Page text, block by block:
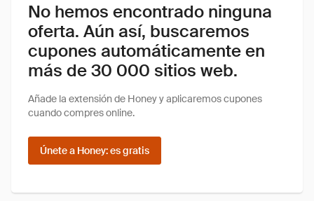
No hemos encontrado ninguna
oferta. Aún así, buscaremos
cupones automáticamente en
más de 30 000 sitios web.
Añade la extensión de Honey y aplicaremos cupones
cuando compres online.
Únete a Honey: es gratis